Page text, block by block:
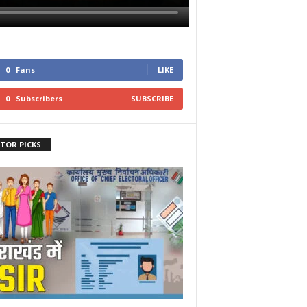
0 Fans LIKE
0 Subscribers SUBSCRIBE
PICKS